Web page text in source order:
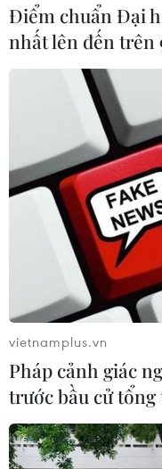
Điểm chuẩn Đại
nhất lên đến trên
vietnamplus.vn
Pháp cảnh giác
trước bầu cử tổng